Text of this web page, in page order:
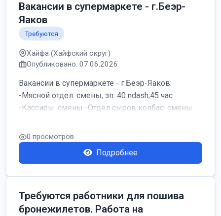
Вакансии в супермаркете - г.Беэр-
Яаков
Требуются
Хайфа (Хайфский округ)
Опубликовано: 07.06.2026
Вакансии в супермаркете - г.Беэр-Яаков:
-Мясной отдел: смены, зп: 40 ndash;45 час
-Кассиры: смены -Отдел сыров колбас: смены
0 просмотров
Подробнее
Требуются работники для пошива
бронежилетов. Работа на